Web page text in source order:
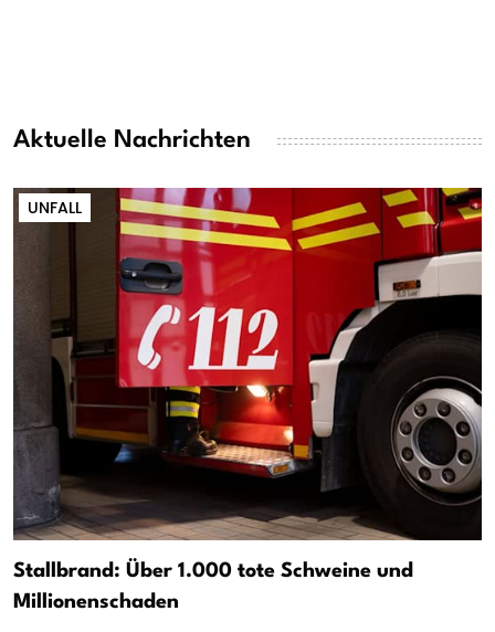
Aktuelle Nachrichten
UNFALL
Stallbrand: Über 1.000 tote Schweine und
Millionenschaden